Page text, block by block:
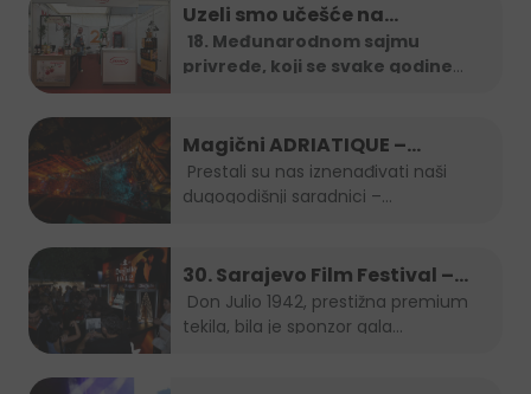
Uzeli smo učešće na…
18. Međunarodnom sajmu
privrede, koji se svake godine
Magični ADRIATIQUE –
posljednja noć SFF-a
dugogodišnji saradnici –...
30. Sarajevo Film Festival –
Don Julio Gala zabava
tekila, bila je sponzor gala...